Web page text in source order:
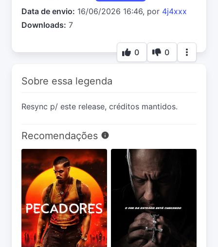
Data de envio: 16/06/2026 16:46, por 4j4xxx
Downloads: 7
0 0
Sobre essa legenda
Resync p/ este release, créditos mantidos.
Recomendações